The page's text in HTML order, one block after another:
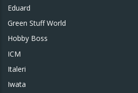
Eduard
Green Stuff World
Hobby Boss
ICM
Italeri
Iwata